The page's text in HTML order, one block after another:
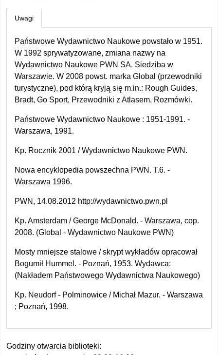
Godziny otwarcia biblioteki:
Uwagi
Państwowe Wydawnictwo Naukowe powstało w 1951.
W 1992 sprywatyzowane, zmiana nazwy na
Wydawnictwo Naukowe PWN SA. Siedziba w
Warszawie. W 2008 powst. marka Global (przewodniki
turystyczne), pod którą kryją się m.in.: Rough Guides,
Bradt, Go Sport, Przewodniki z Atlasem, Rozmówki.
Państwowe Wydawnictwo Naukowe : 1951-1991. -
Warszawa, 1991.
Kp. Rocznik 2001 / Wydawnictwo Naukowe PWN.
Nowa encyklopedia powszechna PWN. T.6. -
Warszawa 1996.
PWN, 14.08.2012 http://wydawnictwo.pwn.pl
Kp. Amsterdam / George McDonald. - Warszawa, cop.
2008. (Global - Wydawnictwo Naukowe PWN)
Mosty mniejsze stalowe / skrypt wykładów opracował
Bogumił Hummel. - Poznań, 1953. Wydawca:
(Nakładem Państwowego Wydawnictwa Naukowego)
Kp. Neudorf - Polminowice / Michał Mazur. - Warszawa
; Poznań, 1998.